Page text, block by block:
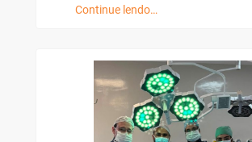
Continue lendo…